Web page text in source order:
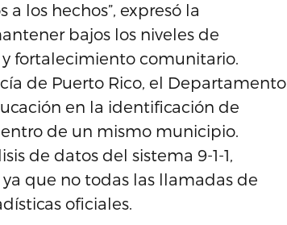
los hechos”, expresó la
bajos los niveles de
fortalecimiento comunitario.
de Puerto Rico, el Departamento
en la identificación de
de un mismo municipio.
de datos del sistema 9-1-1,
que no todas las llamadas de
oficiales.